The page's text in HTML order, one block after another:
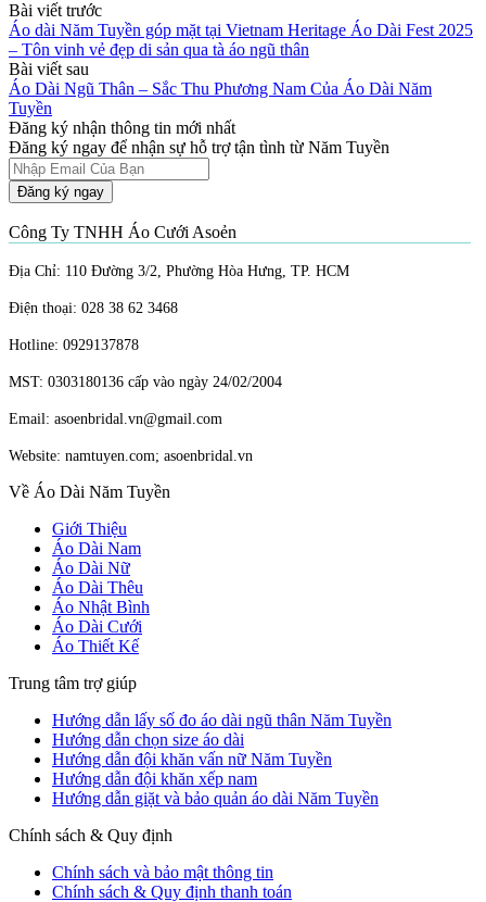
Bài viết trước
Áo dài Năm Tuyền góp mặt tại Vietnam Heritage Áo Dài Fest 2025
– Tôn vinh vẻ đẹp di sản qua tà áo ngũ thân
Bài viết sau
Áo Dài Ngũ Thân – Sắc Thu Phương Nam Của Áo Dài Năm
Tuyền
Đăng ký nhận thông tin mới nhất
Đăng ký ngay để nhận sự hỗ trợ tận tình từ Năm Tuyền
Đăng ký ngay
Công Ty TNHH Áo Cưới Asoẻn
Địa Chỉ: 110 Đường 3/2, Phường Hòa Hưng, TP. HCM
Điện thoại: 028 38 62 3468
Hotline: 0929137878
MST: 0303180136 cấp vào ngày 24/02/2004
Email: asoenbridal.vn@gmail.com
Website: namtuyen.com; asoenbridal.vn
Về Áo Dài Năm Tuyền
Giới Thiệu
Áo Dài Nam
Áo Dài Nữ
Áo Dài Thêu
Áo Nhật Bình
Áo Dài Cưới
Áo Thiết Kế
Trung tâm trợ giúp
Hướng dẫn lấy số đo áo dài ngũ thân Năm Tuyền
Hướng dẫn chọn size áo dài
Hướng dẫn đội khăn vấn nữ Năm Tuyền
Hướng dẫn đội khăn xếp nam
Hướng dẫn giặt và bảo quản áo dài Năm Tuyền
Chính sách & Quy định
Chính sách và bảo mật thông tin
Chính sách & Quy định thanh toán